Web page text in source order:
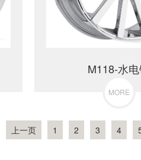
M118-水
MORE
上一页 1 2 3 4